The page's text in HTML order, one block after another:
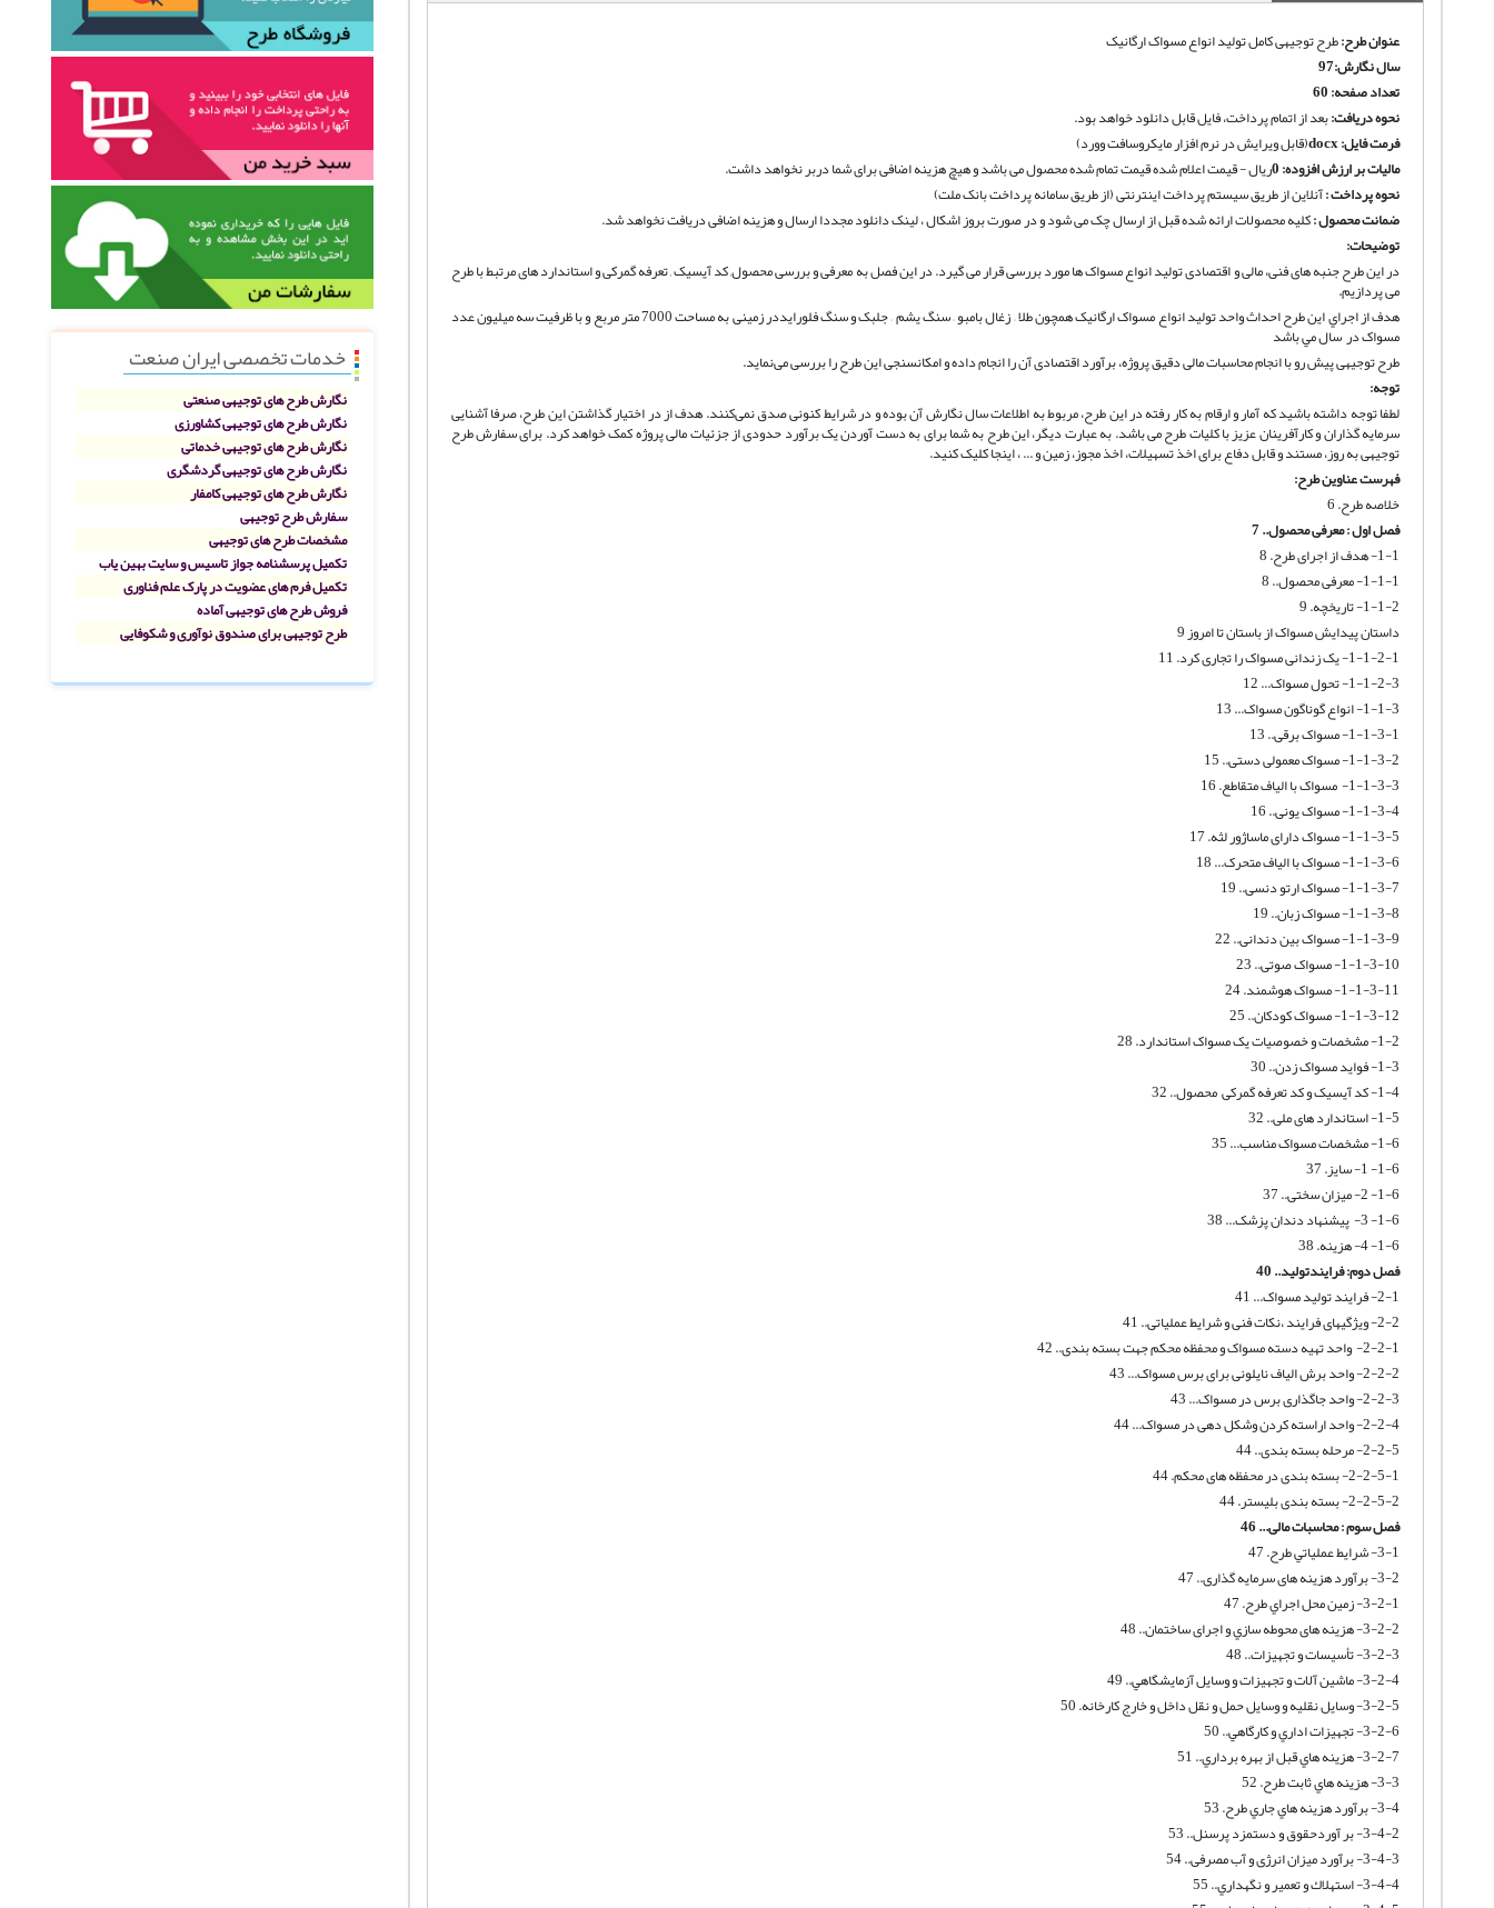
خدمات تخصصی ایران صنعت
نگارش طرح های توجیهی صنعتی
نگارش طرح های توجیهی کشاورزی
نگارش طرح های توجیهی خدماتی
نگارش طرح های توجیهی گردشگری
نگارش طرح های توجیهی کامفار
سفارش طرح توجیهی
مشخصات طرح های توجیهی
تکمیل پرسشنامه جواز تاسیس و سایت بهین یاب
تکمیل فرم های عضویت در پارک علم فناوری
فروش طرح های توجیهی آماده
طرح توجیهی برای صندوق نوآوری و شکوفایی
عنوان طرح:طرح توجیهی کامل تولید انواع مسواک ارگانیک
سال نگارش:97
تعداد صفحه: 60
نحوه دریافت:بعد از اتمام پرداخت، فایل قابل دانلود خواهد بود.
فرمت فایل:docx(قابل ویرایش در نرم افزار مایکروسافت وورد)
مالیات بر ارزش افزوده:0ریال - قیمت اعلام شده قیمت تمام شده محصول می باشد و هیچ هزینه اضافی برای شما دربر نخواهد داشت.
نحوه پرداخت :آنلاین از طریق سیستم پرداخت اینترنتی (از طریق سامانه پرداخت بانک ملت)
ضمانت محصول :کلیه محصولات ارائه شده قبل از ارسال چک می شود و در صورت بروز اشکال ، لینک دانلود مجددا ارسال و هزینه اضافی دریافت نخواهد شد.
توضیحات:
در این طرح جنبه های فنی، مالی و اقتصادی تولید انواع مسواک ها مورد بررسی قرار می گیرد. در این فصل به معرفی و بررسی محصول, کد آیسیک , تعرفه گمرکی و استاندارد های مرتبط با طرح
می پردازیم.
هدف از اجراي اين طرح احداث واحد تولید انواع مسواک ارگانیک همچون طلا – زغال بامبو – سنگ یشم – جلبک و سنگ فلورایددر زمینی به مساحت 7000 متر مربع و با ظرفيت سه میلیون عدد
مسواک در سال مي باشد
طرح توجیهی پیش رو با انجام محاسبات مالی دقیق پروژه، برآورد اقتصادی آن را انجام داده و امکانسنجی این طرح را بررسی می‌نماید.
توجه:
لطفا توجه داشته باشید که آمار و ارقام به کار رفته در این طرح، مربوط به اطلاعات سال نگارش آن بوده و در شرایط کنونی صدق نمی‌کنند. هدف از در اختیار گذاشتن این طرح، صرفا آشنایی
سرمایه گذاران و کارآفرینان عزیز با کلیات طرح می باشد. به عبارت دیگر، این طرح به شما برای به دست آوردن یک برآورد حدودی از جزئیات مالی پروژه کمک خواهد کرد. برای سفارش طرح
توجیهی به روز، مستند و قابل دفاع برای اخذ تسهیلات، اخذ مجوز، زمین و ... ، اینجا کلیک کنید.
فهرست عناوین طرح:
خلاصه طرح. 6
فصل اول : معرفی محصول.. 7
1-1- هدف از اجرای طرح. 8
1-1-1- معرفی محصول.. 8
1-1-2- تاریخچه. 9
داستان پیدایش مسواک از باستان تا امروز 9
1-1-2-1- یک زندانی مسواک را تجاری کرد. 11
1-1-2-3- تحول مسواک... 12
1-1-3- انواع گوناگون مسواک... 13
1-1-3-1- مسواک برقی.. 13
1-1-3-2- مسواک معمولی دستی.. 15
1-1-3-3- مسواک با الیاف متقاطع. 16
1-1-3-4- مسواک یونی.. 16
1-1-3-5- مسواک دارای ماساژور لثه. 17
1-1-3-6- مسواک با الیاف متحرک... 18
1-1-3-7- مسواک ارتو دنسی.. 19
1-1-3-8- مسواک زبان.. 19
1-1-3-9- مسواک بین دندانی.. 22
1-1-3-10- مسواک صوتی.. 23
1-1-3-11- مسواک هوشمند. 24
1-1-3-12- مسواک کودکان.. 25
1-2- مشخصات و خصوصيات یک مسواک استاندارد. 28
1-3- فواید مسواک زدن.. 30
1-4- کد آیسیک و کد تعرفه گمرکی محصول.. 32
1-5- استاندارد های ملی.. 32
1-6- مشخصات مسواک مناسب... 35
1-6- 1- سایز. 37
1-6- 2- میزان سختی.. 37
1-6- 3- پیشنهاد دندان پزشک... 38
1-6- 4- هزینه. 38
فصل دوم: فرایندتولید.. 40
2-1- فرایند تولید مسواک... 41
2-2- ویژگیهای فرایند ،نکات فنی و شرایط عملیاتی.. 41
2-2-1- واحد تهیه دسته مسواک و محفظه محکم جهت بسته بندی.. 42
2-2-2- واحد برش الیاف نایلونی برای برس مسواک... 43
2-2-3- واحد جاگذاری برس در مسواک... 43
2-2-4- واحد اراسته کردن وشکل دهی در مسواک... 44
2-2-5- مرحله بسته بندی.. 44
2-2-5-1- بسته بندی در محفظه های محکم. 44
2-2-5-2- بسته بندی بلیستر. 44
فصل سوم : محاسبات مالی... 46
3-1- شرايط عملياتي طرح. 47
3-2- برآورد هزینه های سرمایه گذاری.. 47
3-2-1- زمين محل اجراي طرح. 47
3-2-2- هزینه های محوطه سازي و اجرای ساختمان.. 48
3-2-3- تأسيسات و تجهيزات.. 48
3-2-4- ماشين آلات و تجهيزات و وسايل آزمايشگاهي.. 49
3-2-5- وسايل نقليه و وسايل حمل و نقل داخل و خارج كارخانه. 50
3-2-6- تجهيزات اداري و كارگاهي.. 50
3-2-7- هزينه هاي قبل از بهره برداري.. 51
3-3- هزينه هاي ثابت طرح. 52
3-4- برآورد هزينه هاي جاري طرح. 53
3-4-2- بر آوردحقوق و دستمزد پرسنل.. 53
3-4-3- برآورد میزان انرژی و آب مصرفی.. 54
3-4-4- استهلاك و تعمير و نگهداري.. 55